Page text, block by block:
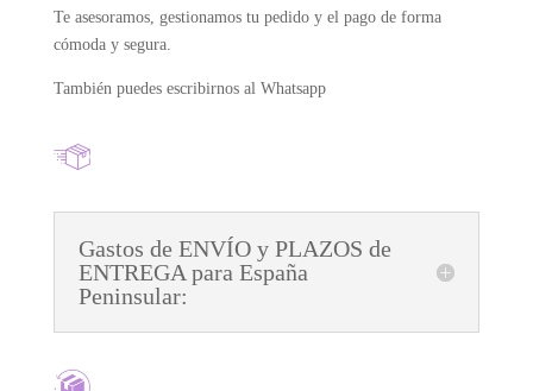
Te asesoramos, gestionamos tu pedido y el pago de forma
cómoda y segura.
También puedes escribirnos al Whatsapp
Gastos de ENVÍO y PLAZOS de
ENTREGA para España
Peninsular: